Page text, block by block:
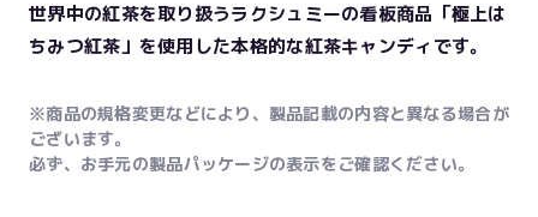
世界中の紅茶を取り扱うラクシュミーの看板商品「極上は
ちみつ紅茶」を使用した本格的な紅茶キャンディです。
※商品の規格変更などにより、製品記載の内容と異なる場合が
ございます。
必ず、お手元の製品パッケージの表示をご確認ください。